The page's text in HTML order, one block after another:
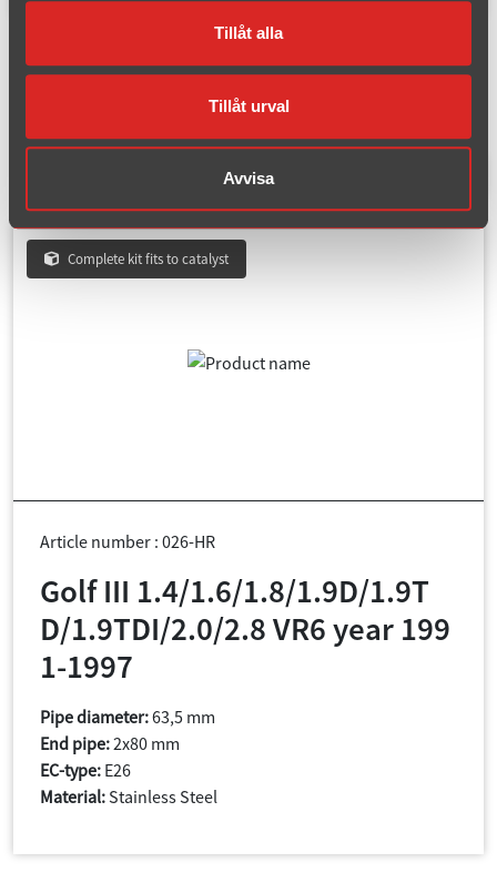
Tillåt alla
Tillåt urval
Avvisa
Exhaust systems for
Golf III Golf III
Complete kit fits to catalyst
Article number : 026-HR
Golf III 1.4/1.6/1.8/1.9D/1.9T
D/1.9TDI/2.0/2.8 VR6 year 199
1-1997
Pipe diameter:63,5 mm
End pipe:2x80 mm
EC-type: E26
Material: Stainless Steel